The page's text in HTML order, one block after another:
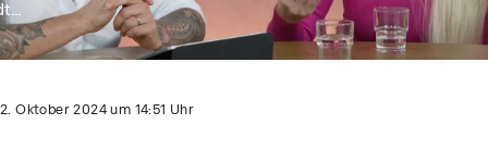
2. Oktober 2024 um 14:51 Uhr